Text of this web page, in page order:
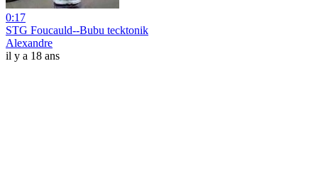
0:17
STG Foucauld--Bubu tecktonik
Alexandre
il y a 18 ans